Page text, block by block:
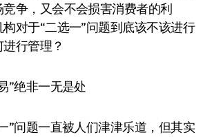
争，又会不会损害消费者的利
对于“二选一”问题到底该不该进行
行管理？
绝非一无是处
问题一直被人们津津乐道，但其实